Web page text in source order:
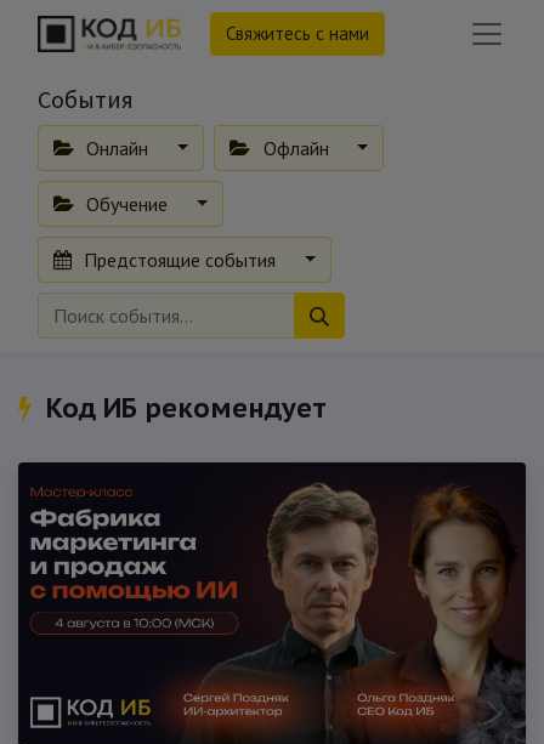
Свяжитесь с нами
События
Онлайн Офлайн
Обучение
Предстоящие события
Код ИБ рекомендует